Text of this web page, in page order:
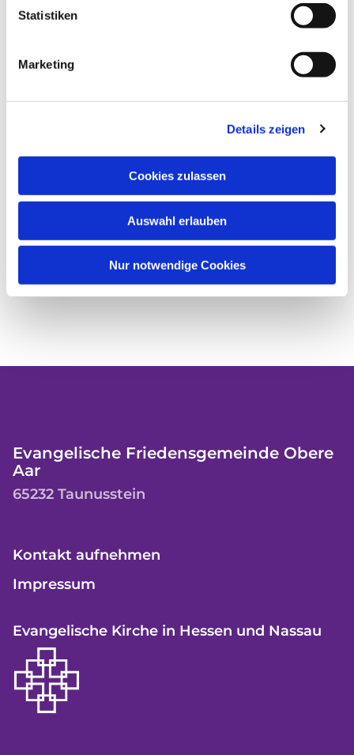
Statistiken
Marketing
Details zeigen
Cookies zulassen
Auswahl erlauben
Nur notwendige Cookies
Evangelische Friedensgemeinde Obere
Aar
65232 Taunusstein
Kontakt aufnehmen
Impressum
Evangelische Kirche in Hessen und Nassau